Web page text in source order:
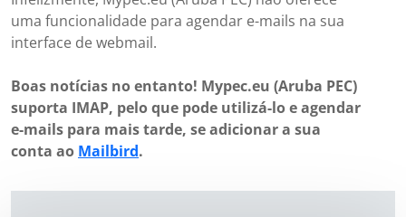
uma funcionalidade para agendar e-mails na sua
interface de webmail.
Boas notícias no entanto! Mypec.eu (Aruba PEC)
suporta IMAP, pelo que pode utilizá-lo e agendar
e-mails para mais tarde, se adicionar a sua
conta ao Mailbird.